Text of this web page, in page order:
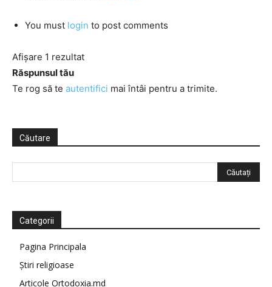
You must login to post comments
Afișare 1 rezultat
Răspunsul tău
Te rog să te autentifici mai întâi pentru a trimite.
Căutare
Categorii
Pagina Principala
Știri religioase
Articole Ortodoxia.md